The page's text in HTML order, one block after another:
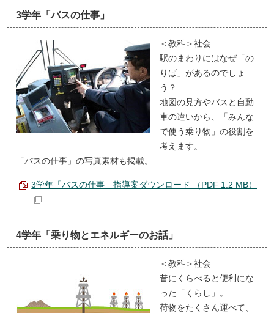
3学年「バスの仕事」
＜教科＞社会
駅のまわりにはなぜ「の
りば」があるのでしょ
う？
地図の見方やバスと自動
車の違いから、「みんな
で使う乗り物」の役割を
考えます。
「バスの仕事」の写真素材も掲載。
3学年「バスの仕事」指導案ダウンロード （PDF 1.2 MB）
4学年「乗り物とエネルギーのお話」
＜教科＞社会
昔にくらべると便利にな
った「くらし」。
荷物をたくさん運べて、